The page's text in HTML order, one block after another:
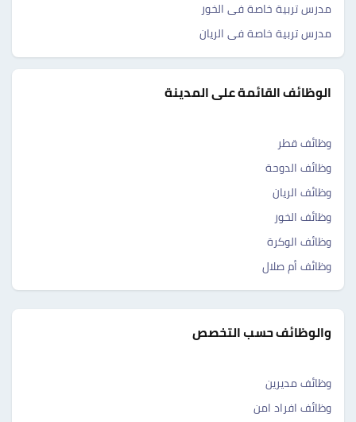
مدرس تربية خاصة فى الخور
مدرس تربية خاصة فى الريان
الوظائف القائمة على المدينة
وظائف قطر
وظائف الدوحة
وظائف الريان
وظائف الخور
وظائف الوكرة
وظائف أم صلال
والوظائف حسب التخصص
وظائف مديرين
وظائف افراد امن